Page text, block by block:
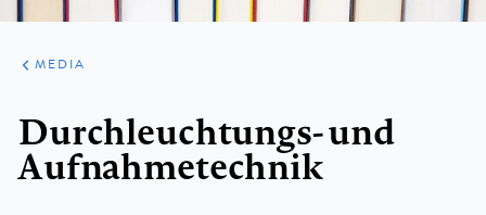
ARTIKELEN
VARIA
MEDIA
Durchleuchtungs- und
Aufnahmetechnik